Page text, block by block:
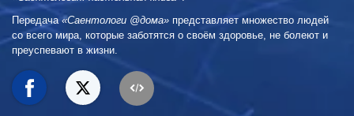
Передача «Саентологи @дома» представляет множество людей
со всего мира, которые заботятся о своём здоровье, не болеют и
преуспевают в жизни.